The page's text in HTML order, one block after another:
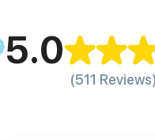
5.0
(511